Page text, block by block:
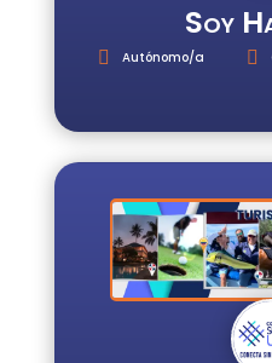
Soy
Autónomo/a